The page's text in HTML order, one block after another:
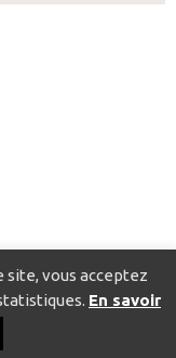
site, vous acceptez
En savoir